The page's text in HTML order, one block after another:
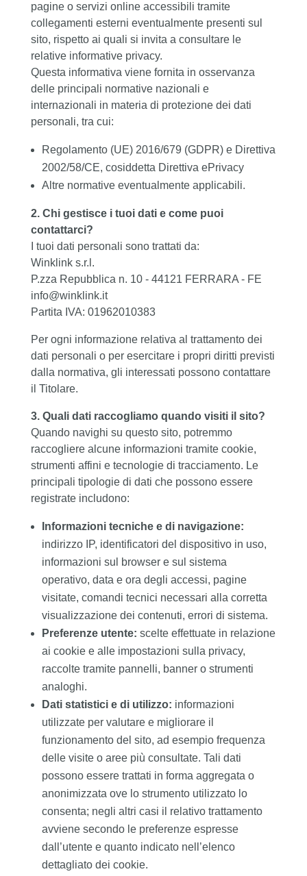
pagine o servizi online accessibili tramite
collegamenti esterni eventualmente presenti sul
sito, rispetto ai quali si invita a consultare le
relative informative privacy.
Questa informativa viene fornita in osservanza
delle principali normative nazionali e
internazionali in materia di protezione dei dati
personali, tra cui:
Regolamento (UE) 2016/679 (GDPR) e Direttiva
2002/58/CE, cosiddetta Direttiva ePrivacy
Altre normative eventualmente applicabili.
2. Chi gestisce i tuoi dati e come puoi
contattarci?
I tuoi dati personali sono trattati da:
Winklink s.r.l.
P.zza Repubblica n. 10 - 44121 FERRARA - FE
info@winklink.it
Partita IVA: 01962010383
Per ogni informazione relativa al trattamento dei
dati personali o per esercitare i propri diritti previsti
dalla normativa, gli interessati possono contattare
il Titolare.
3. Quali dati raccogliamo quando visiti il sito?
Quando navighi su questo sito, potremmo
raccogliere alcune informazioni tramite cookie,
strumenti affini e tecnologie di tracciamento. Le
principali tipologie di dati che possono essere
registrate includono:
Informazioni tecniche e di navigazione:
indirizzo IP, identificatori del dispositivo in uso,
informazioni sul browser e sul sistema
operativo, data e ora degli accessi, pagine
visitate, comandi tecnici necessari alla corretta
visualizzazione dei contenuti, errori di sistema.
Preferenze utente: scelte effettuate in relazione
ai cookie e alle impostazioni sulla privacy,
raccolte tramite pannelli, banner o strumenti
analoghi.
Dati statistici e di utilizzo: informazioni
utilizzate per valutare e migliorare il
funzionamento del sito, ad esempio frequenza
delle visite o aree più consultate. Tali dati
possono essere trattati in forma aggregata o
anonimizzata ove lo strumento utilizzato lo
consenta; negli altri casi il relativo trattamento
avviene secondo le preferenze espresse
dall’utente e quanto indicato nell’elenco
dettagliato dei cookie.